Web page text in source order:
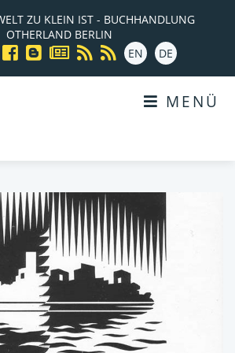
ZU KLEIN IST - BUCHHANDLUNG
OTHERLAND BERLIN
EN
DE
MENÜ